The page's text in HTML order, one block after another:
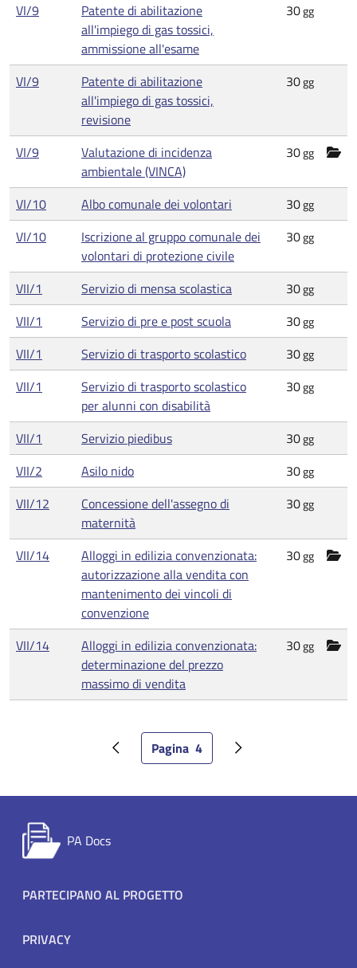
VI/9
Patente di abilitazione
all'impiego di gas tossici,
ammissione all'esame
30gg
VI/9
Patente di abilitazione
all'impiego di gas tossici,
revisione
30gg
VI/9
Valutazione di incidenza
ambientale (VINCA)
30gg
VI/10 Albo comunale dei volontari 30gg
VI/10
Iscrizione al gruppo comunale dei
volontari di protezione civile
30gg
VII/1 Servizio di mensa scolastica 30gg
VII/1 Servizio di pre e post scuola 30gg
VII/1 Servizio di trasporto scolastico 30gg
VII/1
Servizio di trasporto scolastico
per alunni con disabilità
30gg
VII/1 Servizio piedibus 30gg
VII/2 Asilo nido 30gg
VII/12
Concessione dell'assegno di
maternità
30gg
VII/14
Alloggi in edilizia convenzionata:
autorizzazione alla vendita con
mantenimento dei vincoli di
convenzione
30gg
VII/14
Alloggi in edilizia convenzionata:
determinazione del prezzo
massimo di vendita
30gg
Paginazione
Pagina precedente
Pagina attuale
Pagina 4 Pagina successiva
PA Docs
Footer menu
PARTECIPANO AL PROGETTO
PRIVACY